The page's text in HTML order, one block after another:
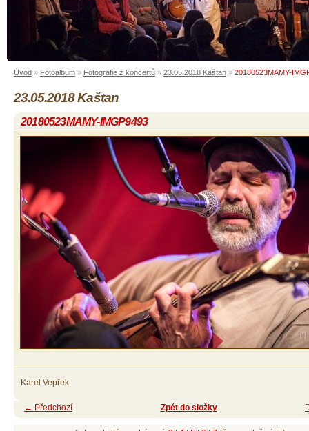
Úvod » Fotoalbum » Fotografie z koncertů » 23.05.2018 Kaštan » 20180523MAMY-
23.05.2018 Kaštan
20180523MAMY-IMGP9493
Karel Vepřek
← Předchozí Zpět do složky